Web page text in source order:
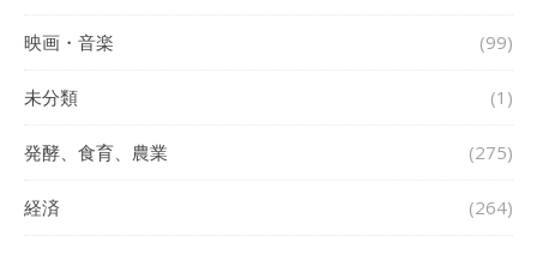
映画・音楽 (99)
未分類 (1)
発酵、食育、農業 (275)
経済 (264)